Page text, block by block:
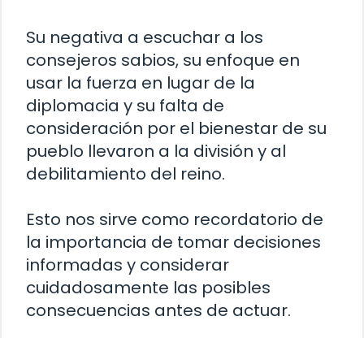
Su negativa a escuchar a los
consejeros sabios, su enfoque en
usar la fuerza en lugar de la
diplomacia y su falta de
consideración por el bienestar de su
pueblo llevaron a la división y al
debilitamiento del reino.
Esto nos sirve como recordatorio de
la importancia de tomar decisiones
informadas y considerar
cuidadosamente las posibles
consecuencias antes de actuar.